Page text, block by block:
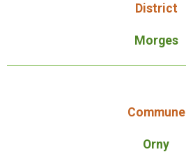
District
Morges
Commune
Orny